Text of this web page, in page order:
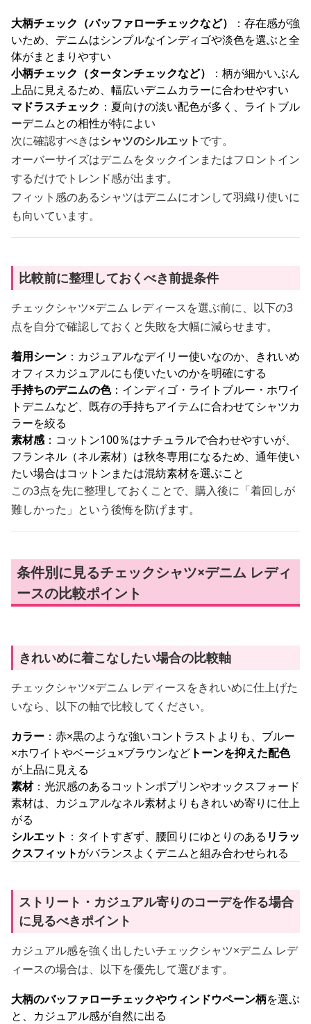
大柄チェック（バッファローチェックなど）
：存在感が強
いため、デニムはシンプルなインディゴや淡色を選ぶと全
体がまとまりやすい
小柄チェック（タータンチェックなど）
：柄が細かいぶん
上品に見えるため、幅広いデニムカラーに合わせやすい
マドラスチェック ：夏向けの淡い配色が多く、ライトブル
ーデニムとの相性が特によい
次に確認すべきはシャツのシルエットです。
オーバーサイズはデニムをタックインまたはフロントイン
するだけでトレンド感が出ます。
フィット感のあるシャツはデニムにオンして羽織り使いに
も向いています。
比較前に整理しておくべき前提条件
チェックシャツ×デニム レディースを選ぶ前に、以下の3
点を自分で確認しておくと失敗を大幅に減らせます。
着用シーン ：カジュアルなデイリー使いなのか、きれいめ
オフィスカジュアルにも使いたいのかを明確にする
手持ちのデニムの色：インディゴ・ライトブルー・ホワイ
トデニムなど、既存の手持ちアイテムに合わせてシャツカ
ラーを絞る
素材感：コットン100％はナチュラルで合わせやすいが、
フランネル（ネル素材）は秋冬専用になるため、通年使い
たい場合はコットンまたは混紡素材を選ぶこと
この3点を先に整理しておくことで、購入後に「着回しが
難しかった」という後悔を防げます。
条件別に見るチェックシャツ×デニム レディ
ースの比較ポイント
きれいめに着こなしたい場合の比較軸
チェックシャツ×デニム レディースをきれいめに仕上げた
いなら、以下の軸で比較してください。
カラー ：赤×黒のような強いコントラストよりも、ブルー
×ホワイトやベージュ×ブラウンなど トーンを抑えた配色
が上品に見える
素材：光沢感のあるコットンポプリンやオックスフォード
素材は、カジュアルなネル素材よりもきれいめ寄りに仕上
がる
シルエット ：タイトすぎず、腰回りにゆとりのある リラッ
クスフィットがバランスよくデニムと組み合わせられる
ストリート・カジュアル寄りのコーデを作る場合
に見るべきポイント
カジュアル感を強く出したいチェックシャツ×デニム レデ
ィースの場合は、以下を優先して選びます。
大柄のバッファローチェックやウィンドウペーン柄を選ぶ
と、カジュアル感が自然に出る